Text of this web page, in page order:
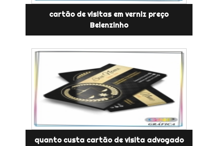
cartão de visitas em verniz preço
Belenzinho
quanto custa cartão de visita advogado